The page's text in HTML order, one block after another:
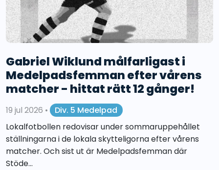
Gabriel Wiklund målfarligast i
Medelpadsfemman efter vårens
matcher - hittat rätt 12 gånger!
19 jul 2026 •
Div. 5 Medelpad
Lokalfotbollen redovisar under sommaruppehållet
ställningarna i de lokala skytteligorna efter vårens
matcher. Och sist ut är Medelpadsfemman där
Stöde...